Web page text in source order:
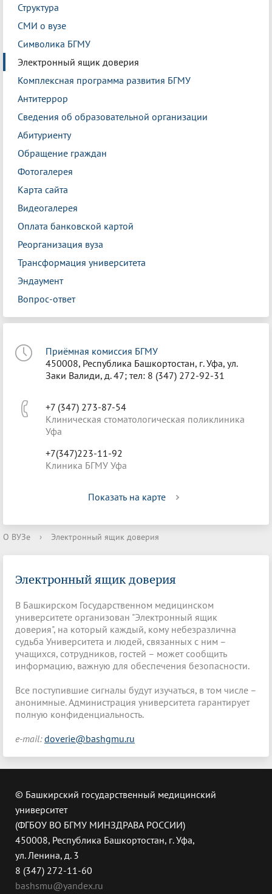
Структура
СМИ о вузе
Символика БГМУ
Электронный ящик доверия
Комплексная программа развития БГМУ
Антитеррор
Сведения об образовательной организации
Абитуриенту
Обращение граждан
Фотогалерея
Карта сайта
Видеогалерея
Оплата банковской картой
Реорганизация вуза
Трансформация университета
Эндаумент
Вопрос-ответ
Приёмная комиссия БГМУ
450008, Республика Башкортостан, г. Уфа, ул.
Заки Валиди, д. 47; тел: 8 (347) 272-92-31
+7 (347) 273-87-54
Клиническая стоматологическая поликлиника
Уфа
+7(347)223-11-92
Клиника БГМУ Уфа
Показать на карте
О ВУЗе › Электронный ящик доверия
Электронный ящик доверия
В Башкирском Государственном медицинском
университете организован "Электронный ящик
доверия", на который каждый, кому небезразлична
судьба Университета и людей, связанных с ним –
учащихся, сотрудников, гостей – может сообщить
информацию, важную для обеспечения безопасности.
Все поступившие сигналы будут изучаться, в том числе –
анонимные. Администрация университета гарантирует
полную конфиденциальность.
e-mail: doverie@bashgmu.ru
© Башкирский государственный медицинский
университет
(ФГБОУ ВО БГМУ МИНЗДРАВА РОССИИ)
450008, Республика Башкортостан, г. Уфа,
ул. Ленина, д. 3
8 (347) 272-11-60
bashsmu@yandex.ru